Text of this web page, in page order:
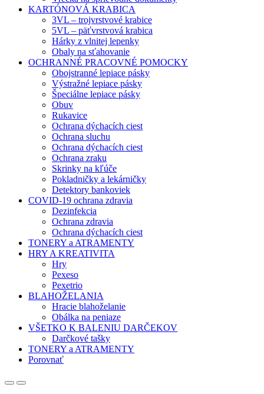
KARTÓNOVÁ KRABICA
3VL – trojvrstvové krabice
5VL – päťvrstvová krabica
Hárky z vlnitej lepenky
Obaly na sťahovanie
OCHRANNÉ PRACOVNÉ POMOCKY
Obojstranné lepiace pásky
Výstražné lepiace pásky
Špeciálne lepiace pásky
Obuv
Rukavice
Ochrana dýchacích ciest
Ochrana sluchu
Ochrana dýchacích ciest
Ochrana zraku
Skrinky na kľúče
Pokladničky a lekárničky
Detektory bankoviek
COVID-19 ochrana zdravia
Dezinfekcia
Ochrana zdravia
Ochrana dýchacích ciest
TONERY a ATRAMENTY
HRY A KREATIVITA
Hry
Pexeso
Pexetrio
BLAHOŽELANIA
Hracie blahoželanie
Obálka na peniaze
VŠETKO K BALENIU DARČEKOV
Darčkové tašky
TONERY a ATRAMENTY
Porovnať
OpenClose